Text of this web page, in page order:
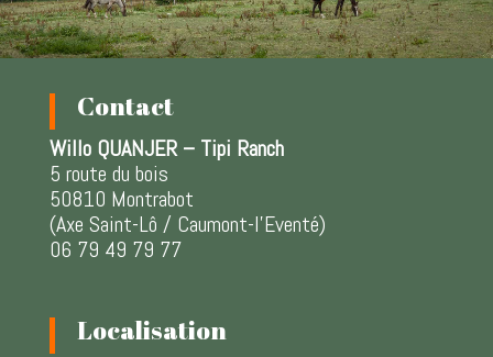
Contact
Willo QUANJER – Tipi Ranch
5 route du bois
50810 Montrabot
(Axe Saint-Lô / Caumont-l’Eventé)
06 79 49 79 77
Localisation